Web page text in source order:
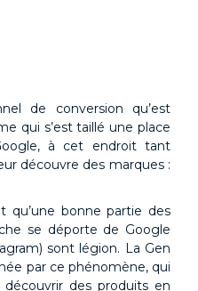
de conversion qu’est
qui s’est taillé une place
à cet endroit tant
découvre des marques :
qu’une bonne partie des
se déporte de Google
sont légion. La Gen
par ce phénomène, qui
des produits en